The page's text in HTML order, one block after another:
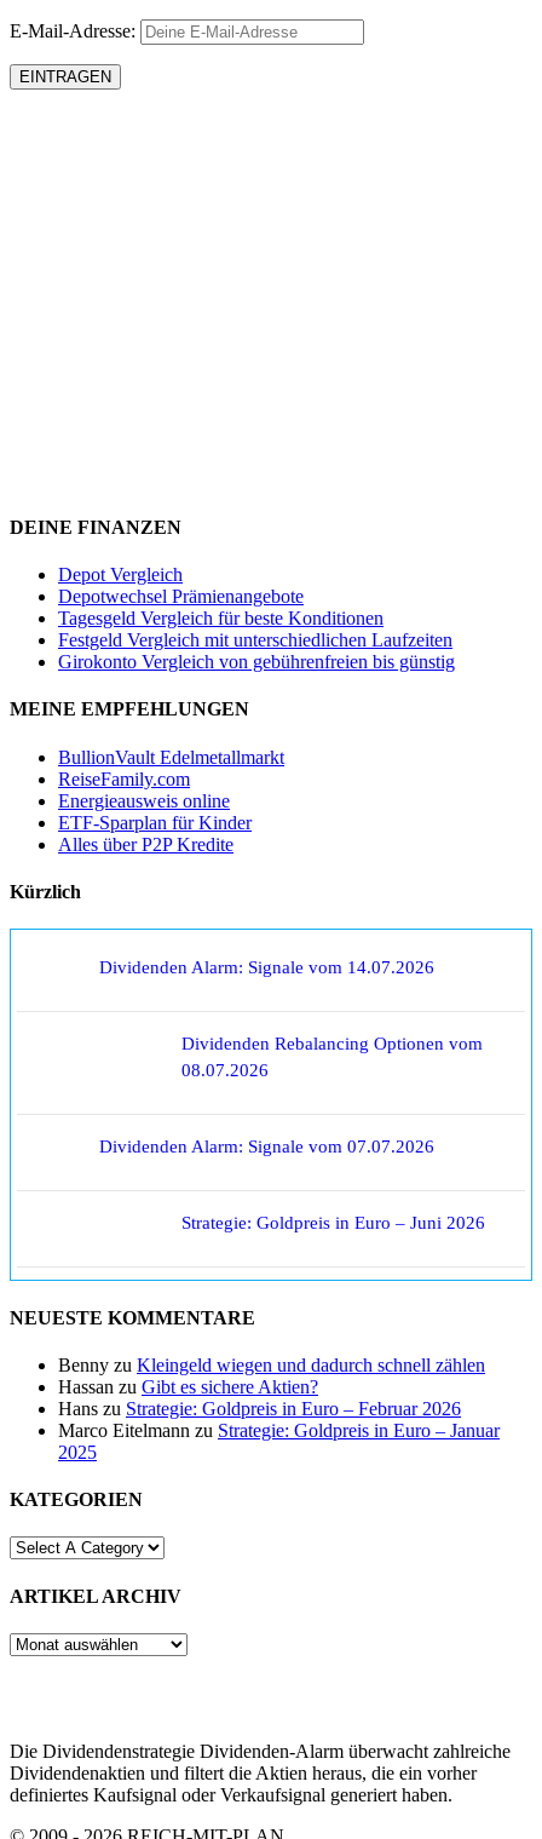
E-Mail-Adresse:
DEINE FINANZEN
Depot Vergleich
Depotwechsel Prämienangebote
Tagesgeld Vergleich für beste Konditionen
Festgeld Vergleich mit unterschiedlichen Laufzeiten
Girokonto Vergleich von gebührenfreien bis günstig
MEINE EMPFEHLUNGEN
BullionVault Edelmetallmarkt
ReiseFamily.com
Energieausweis online
ETF-Sparplan für Kinder
Alles über P2P Kredite
Kürzlich
Dividenden Alarm: Signale vom 14.07.2026
Dividenden Rebalancing Optionen vom
08.07.2026
Dividenden Alarm: Signale vom 07.07.2026
Strategie: Goldpreis in Euro – Juni 2026
NEUESTE KOMMENTARE
Benny zu Kleingeld wiegen und dadurch schnell zählen
Hassan zu Gibt es sichere Aktien?
Hans zu Strategie: Goldpreis in Euro – Februar 2026
Marco Eitelmann zu Strategie: Goldpreis in Euro – Januar
2025
KATEGORIEN
ARTIKEL ARCHIV
ARTIKEL
Die Dividendenstrategie Dividenden-Alarm überwacht zahlreiche
Dividendenaktien und filtert die Aktien heraus, die ein vorher
definiertes Kaufsignal oder Verkaufsignal generiert haben.